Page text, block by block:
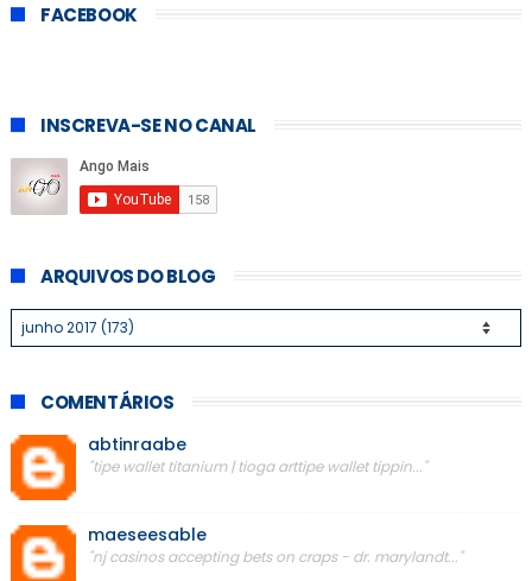
FACEBOOK
INSCREVA-SE NO CANAL
ARQUIVOS DO BLOG
COMENTÁRIOS
abtinraabe
"tipe wallet titanium | tioga arttipe wallet tippin..."
maeseesable
"nj casinos accepting bets on craps - dr. marylandt..."